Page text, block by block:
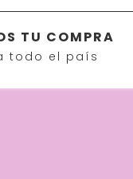
TU COMPRA
todo el país